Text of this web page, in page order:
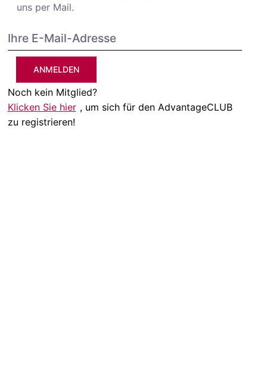
uns per Mail.
ANMELDEN
Noch kein Mitglied?
Klicken Sie hier , um sich für den AdvantageCLUB
zu registrieren!